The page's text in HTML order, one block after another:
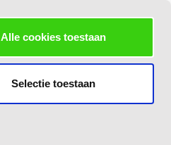
Alle cookies toestaan
Selectie toestaan